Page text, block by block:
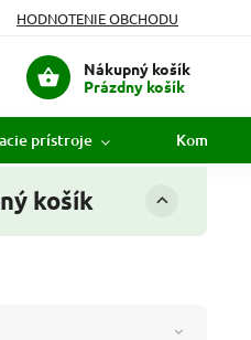
HODNOTENIE OBCHODU
Nákupný košík
Prázdny košík
prístroje
- biela
košík